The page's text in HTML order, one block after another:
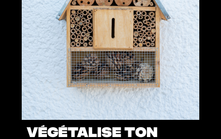
VÉGÉTALISE TON